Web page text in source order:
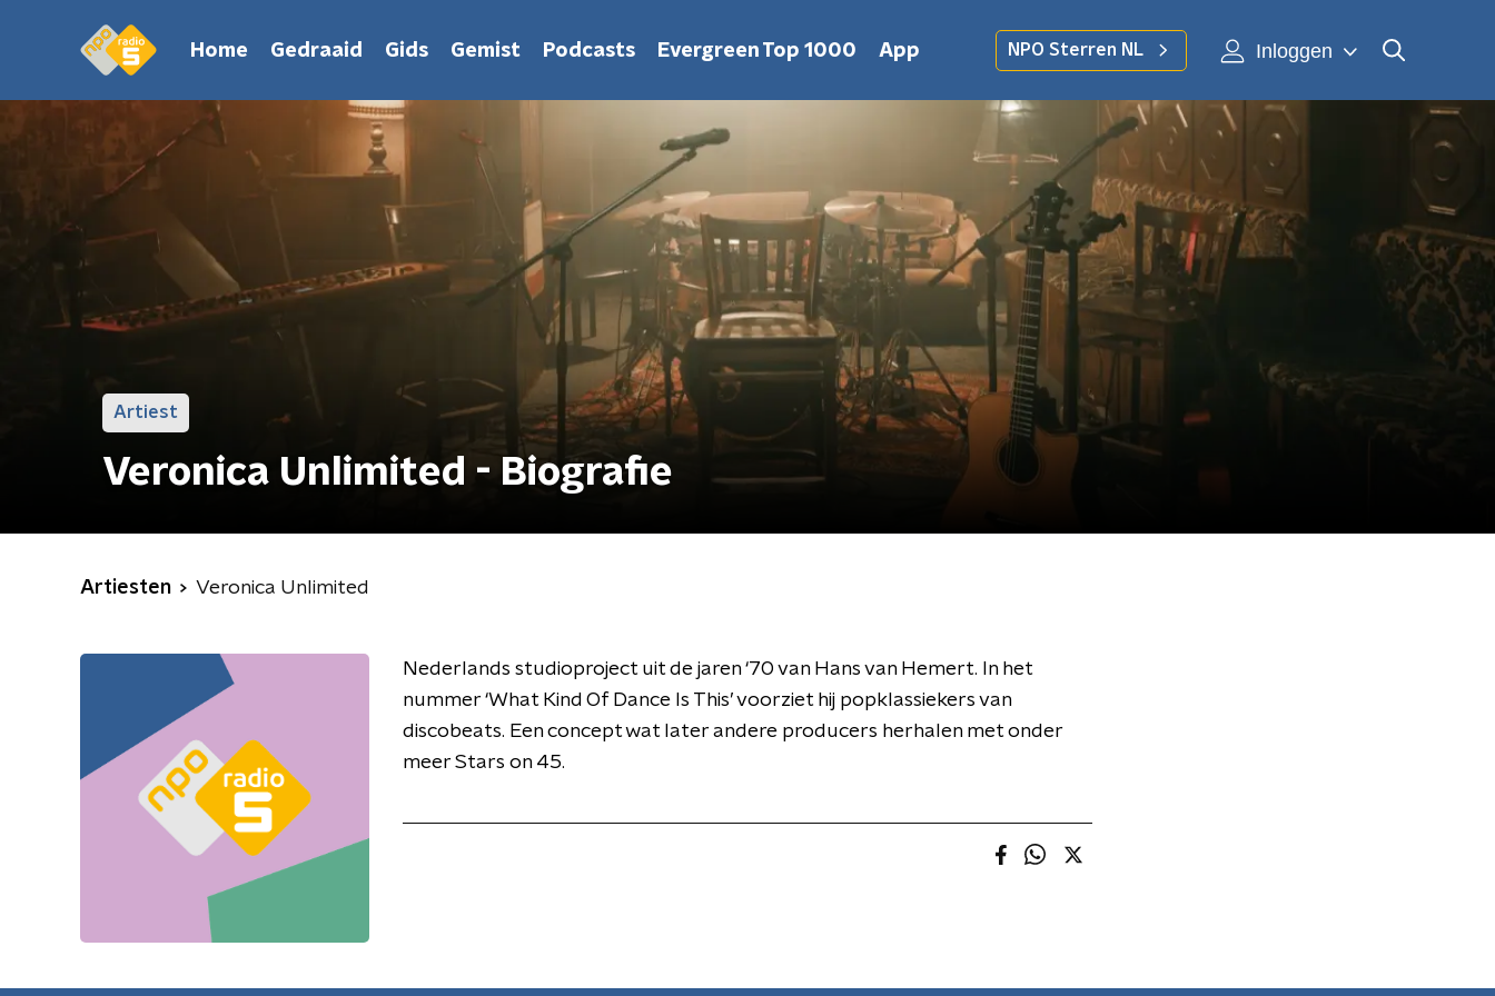
Home Gedraaid Gids Gemist Podcasts Evergreen Top 1000 App NPO Sterren NL Inloggen
Artiest
Veronica Unlimited - Biografie
Artiesten Veronica Unlimited
Nederlands studioproject uit de jaren ‘70 van Hans van Hemert. In het
nummer ‘What Kind Of Dance Is This’ voorziet hij popklassiekers van
discobeats. Een concept wat later andere producers herhalen met onder
meer Stars on 45.